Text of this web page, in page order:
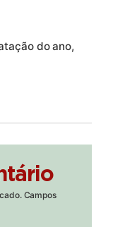
do ano,
Campos